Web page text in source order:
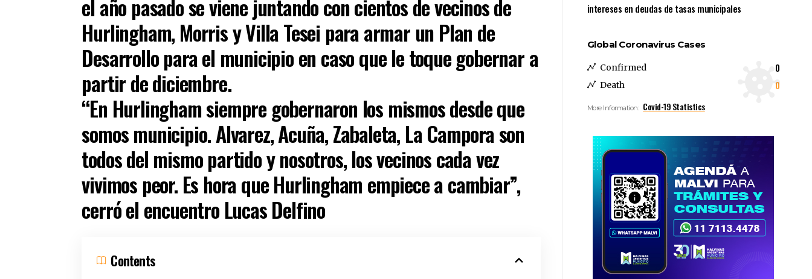
el año pasado se viene juntando con cientos de vecinos de
Hurlingham, Morris y Villa Tesei para armar un Plan de
Desarrollo para el municipio en caso que le toque gobernar a
partir de diciembre.
“En Hurlingham siempre gobernaron los mismos desde que
somos municipio. Alvarez, Acuña, Zabaleta, La Campora son
todos del mismo partido y nosotros, los vecinos cada vez
vivimos peor. Es hora que Hurlingham empiece a cambiar”,
cerró el encuentro Lucas Delfino
Contents
intereses en deudas de tasas municipales
Global Coronavirus Cases
Confirmed 0
Death 0
More Information: Covid-19 Statistics